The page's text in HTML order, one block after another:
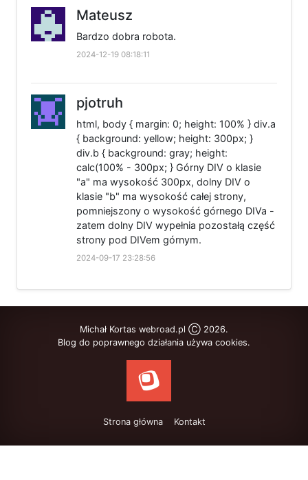
Mateusz
Bardzo dobra robota.
2024-12-19 08:18:11
pjotruh
html, body { margin: 0; height: 100% } div.a
{ background: yellow; height: 300px; }
div.b { background: gray; height:
calc(100% - 300px; } Górny DIV o klasie
"a" ma wysokość 300px, dolny DIV o
klasie "b" ma wysokość całej strony,
pomniejszony o wysokość górnego DIVa -
zatem dolny DIV wypełnia pozostałą część
strony pod DIVem górnym.
2024-09-17 23:28:56
Michał Kortas webroad.pl Ⓒ 2026.
Blog do poprawnego działania używa cookies.
Strona główna Kontakt